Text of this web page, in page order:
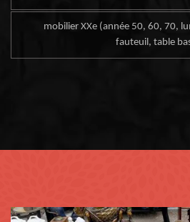
mobilier XXe (année 50, 60, 70,
fauteuil, table